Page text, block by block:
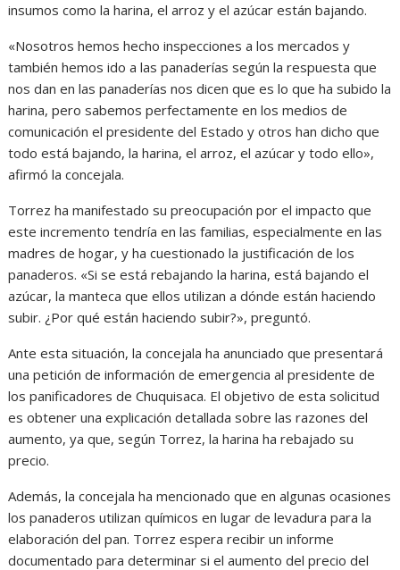
insumos como la harina, el arroz y el azúcar están bajando.
«Nosotros hemos hecho inspecciones a los mercados y
también hemos ido a las panaderías según la respuesta que
nos dan en las panaderías nos dicen que es lo que ha subido la
harina, pero sabemos perfectamente en los medios de
comunicación el presidente del Estado y otros han dicho que
todo está bajando, la harina, el arroz, el azúcar y todo ello»,
afirmó la concejala.
Torrez ha manifestado su preocupación por el impacto que
este incremento tendría en las familias, especialmente en las
madres de hogar, y ha cuestionado la justificación de los
panaderos. «Si se está rebajando la harina, está bajando el
azúcar, la manteca que ellos utilizan a dónde están haciendo
subir. ¿Por qué están haciendo subir?», preguntó.
Ante esta situación, la concejala ha anunciado que presentará
una petición de información de emergencia al presidente de
los panificadores de Chuquisaca. El objetivo de esta solicitud
es obtener una explicación detallada sobre las razones del
aumento, ya que, según Torrez, la harina ha rebajado su
precio.
Además, la concejala ha mencionado que en algunas ocasiones
los panaderos utilizan químicos en lugar de levadura para la
elaboración del pan. Torrez espera recibir un informe
documentado para determinar si el aumento del precio del